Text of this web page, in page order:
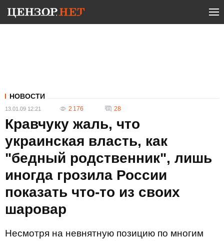
НОВОСТИ
13.01.09 12:21 2 176 28
Кравчуку жаль, что
украинская власть, как
"бедный родственник", лишь
иногда грозила России
показать что-то из своих
шаровар
Несмотря на невнятную позицию по многим